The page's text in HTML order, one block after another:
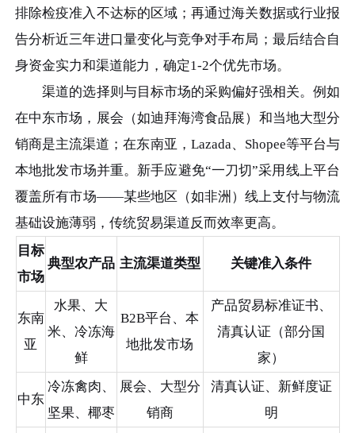
排除检疫准入不达标的区域；再通过海关数据或行业报
告分析近三年进口量变化与竞争对手布局；最后结合自
身资金实力和渠道能力，确定1-2个优先市场。
渠道的选择则与目标市场的采购偏好强相关。例如
在中东市场，展会（如迪拜海湾食品展）和当地大型分
销商是主流渠道；在东南亚，Lazada、Shopee等平台与
本地批发市场并重。新手应避免“一刀切”采用线上平台
覆盖所有市场——某些地区（如非洲）线上支付与物流
基础设施薄弱，传统贸易渠道反而效率更高。
目标
市场
典型农产品 主流渠道类型 关键准入条件
东南
亚
水果、大
米、冷冻海
鲜
B2B平台、本
地批发市场
产品贸易标准证书、
清真认证（部分国
家）
中东
冷冻禽肉、
坚果、椰枣
展会、大型分
销商
清真认证、新鲜度证
明